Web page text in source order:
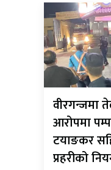
वीरगन्जमा
आरोपमा
टयाङकर
प्रहरीको